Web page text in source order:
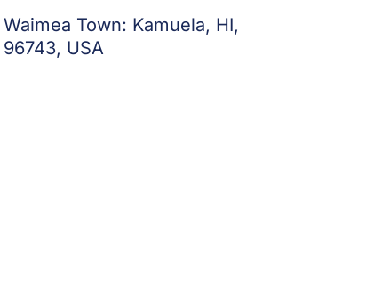
Waimea Town: Kamuela, HI,
96743, USA